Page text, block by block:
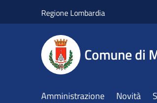
Regione Lombardia
Comune di
Amministrazione Novità